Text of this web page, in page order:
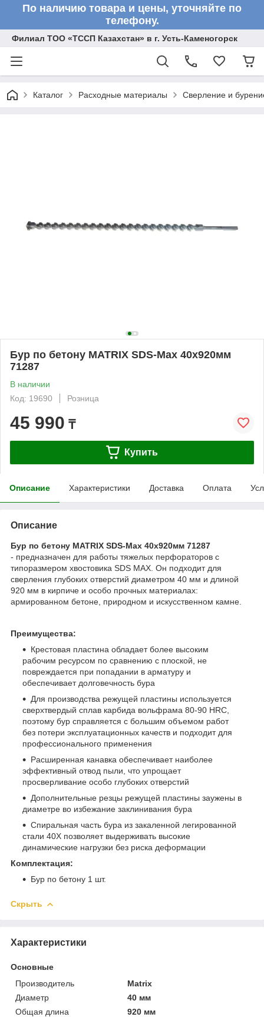
По наличию товара и цены, уточняйте по
телефону.
Филиал ТОО «ТССП Казахстан» в г. Усть-Каменогорск
Каталог Расходные материалы Сверление и
Бур по бетону MATRIX SDS-Max 40х920мм
71287
В наличии
Код: 19690
Розница
45 990 ₸
Купить
Описание Характеристики Доставка Оплата
Описание
Бур по бетону MATRIX SDS-Max 40х920мм 71287
- предназначен для работы тяжелых перфораторов с
типоразмером хвостовика SDS MAX. Он подходит для
сверления глубоких отверстий диаметром 40 мм и длиной
920 мм в кирпиче и особо прочных материалах:
армированном бетоне, природном и искусственном камне.
Преимущества:
Крестовая пластина обладает более высоким
рабочим ресурсом по сравнению с плоской, не
повреждается при попадании в арматуру и
обеспечивает долговечность бура
Для производства режущей пластины используется
сверхтвердый сплав карбида вольфрама 80-90 HRC,
поэтому бур справляется с большим объемом работ
без потери эксплуатационных качеств и подходит для
профессионального применения
Расширенная канавка обеспечивает наиболее
эффективный отвод пыли, что упрощает
просверливание особо глубоких отверстий
Дополнительные резцы режущей пластины заужены в
диаметре во избежание заклинивания бура
Спиральная часть бура из закаленной легированной
стали 40Х позволяет выдерживать высокие
динамические нагрузки без риска деформации
Комплектация:
Бур по бетону 1 шт.
Скрыть
Характеристики
Основные
Производитель
Matrix
Диаметр
40 мм
Общая длина
920 мм